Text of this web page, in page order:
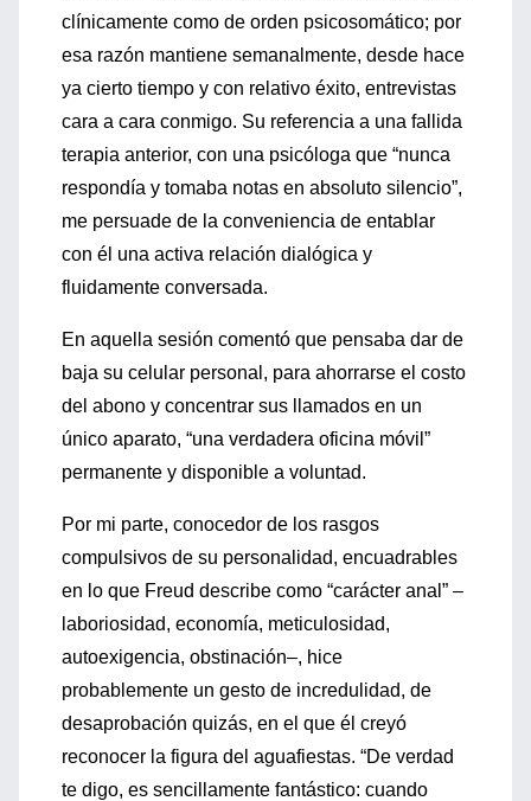
clínicamente como de orden psicosomático; por
esa razón mantiene semanalmente, desde hace
ya cierto tiempo y con relativo éxito, entrevistas
cara a cara conmigo. Su referencia a una fallida
terapia anterior, con una psicóloga que “nunca
respondía y tomaba notas en absoluto silencio”,
me persuade de la conveniencia de entablar
con él una activa relación dialógica y
fluidamente conversada.
En aquella sesión comentó que pensaba dar de
baja su celular personal, para ahorrarse el costo
del abono y concentrar sus llamados en un
único aparato, “una verdadera oficina móvil”
permanente y disponible a voluntad.
Por mi parte, conocedor de los rasgos
compulsivos de su personalidad, encuadrables
en lo que Freud describe como “carácter anal” –
laboriosidad, economía, meticulosidad,
autoexigencia, obstinación–, hice
probablemente un gesto de incredulidad, de
desaprobación quizás, en el que él creyó
reconocer la figura del aguafiestas. “De verdad
te digo, es sencillamente fantástico: cuando